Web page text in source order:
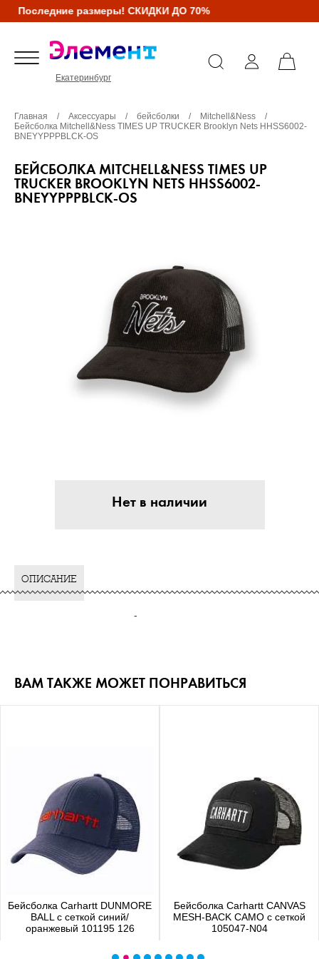
Последние размеры! СКИДКИ ДО 70%
Екатеринбург
Главная / Аксессуары / бейсболки / Mitchell&Ness
/
Бейсболка Mitchell&Ness TIMES UP TRUCKER Brooklyn Nets HHSS6002-
BNEYYPPPBLCK-OS
БЕЙСБОЛКА MITCHELL&NESS TIMES UP
TRUCKER BROOKLYN NETS HHSS6002-
BNEYYPPPBLCK-OS
Нет в наличии
ОПИСАНИЕ
-
ВАМ ТАКЖЕ МОЖЕТ ПОНРАВИТЬСЯ
Бейсболка Carhartt DUNMORE
BALL с сеткой синий/
оранжевый 101195 126
Бейсболка Carhartt CANVAS
MESH-BACK CAMO с сеткой
105047-N04